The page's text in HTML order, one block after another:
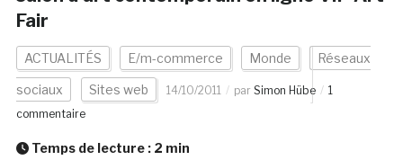
Fair
ACTUALITÉS E/m-commerce Monde Réseaux
sociaux Sites web 14/10/2011 par Simon Hübe
1
commentaire
Temps de lecture : 2 min